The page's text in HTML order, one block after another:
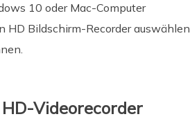
10 oder Mac-Computer
HD Bildschirm-Recorder auswählen
Videorecorder